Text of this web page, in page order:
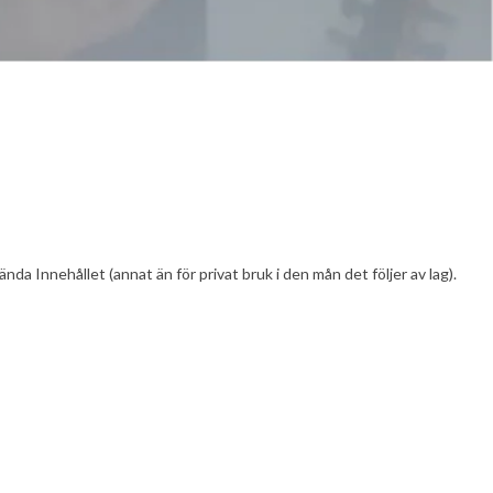
Innehållet (annat än för privat bruk i den mån det följer av lag).